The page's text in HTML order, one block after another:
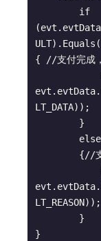
{ //支付完成，
LT_DATA));
LT_REASON));
}